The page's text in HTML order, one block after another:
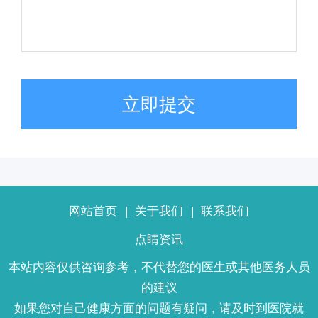
立即提交
网站首页 | 关于我们 | 联系我们
点睛资讯
本站内容仅供咨询参考，不代替您的医生或其他医务人员
的建议
如果您对自己健康方面的问题有疑问，请及时到医院就